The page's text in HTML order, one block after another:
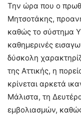
Την ώρα που ο
Μητσοτάκης,
καθώς το σύστημα
καθημερινές
δύσκολη
της Αττικής, η
κρίνεται αρκετά
Μάλιστα, τη
εμβολιασμών,